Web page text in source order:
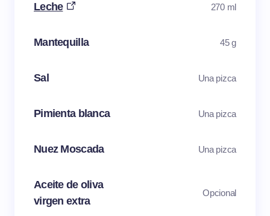
Leche 270 ml
Mantequilla 45 g
Sal Una pizca
Pimienta blanca Una pizca
Nuez Moscada Una pizca
Aceite de oliva
virgen extra
Opcional